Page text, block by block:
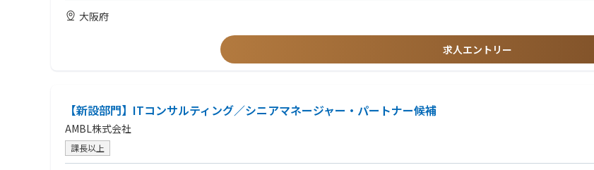
・人材不足と運用疲弊：アラート過多、ツール乱立、属人化でSOC運用が疲弊。プロセス・自動化・組織設計を含む運用モデル刷新が急務。
・侵入前提のレジリエンス設計：防御に加え、侵害時の判断・復旧・再発防止までをBCP/DRと統合。
・CISA/CISM/CRISC 等情報セキュリティやITリスクマネジメントに関する資格保有
・サイバーセキュリティ戦略・ポリシー策定やガバナンス体制整備の支援経験
・セキュリティ製品の導入・運用経験、CSIRT/SOC業務の経験
大阪府
求人エントリー
【新設部門】ITコンサルティング／シニアマネージャー・パートナー候補
AMBL株式会社
課長以上